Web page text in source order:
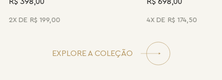
R$ 398,00
2 R$ 199,00
R$ 698,00
4 R$ 174,50
EXPLORE A COLEÇÃO